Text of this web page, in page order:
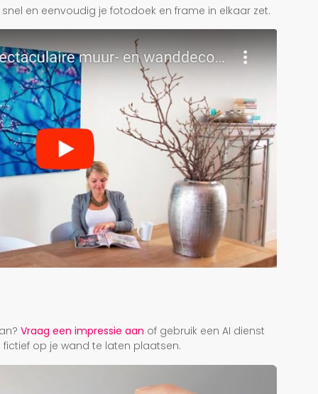
en eenvoudig je fotodoek en frame in elkaar zet.
Vraag een impressie aan of gebruik een AI dienst
op je wand te laten plaatsen.